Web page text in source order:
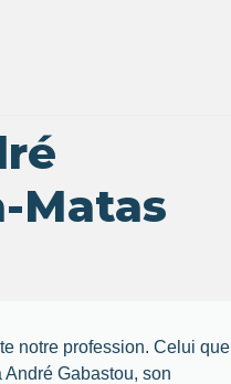
Matas
notre profession. Celui que
Gabastou, son